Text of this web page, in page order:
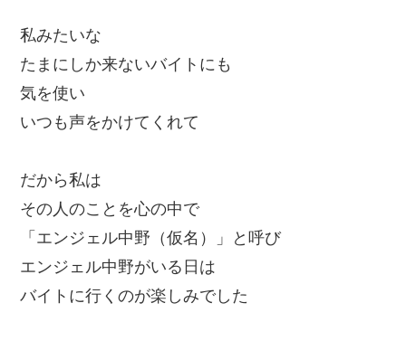
私みたいな
たまにしか来ないバイトにも
気を使い
いつも声をかけてくれて
だから私は
その人のことを心の中で
「エンジェル中野（仮名）」と呼び
エンジェル中野がいる日は
バイトに行くのが楽しみでした